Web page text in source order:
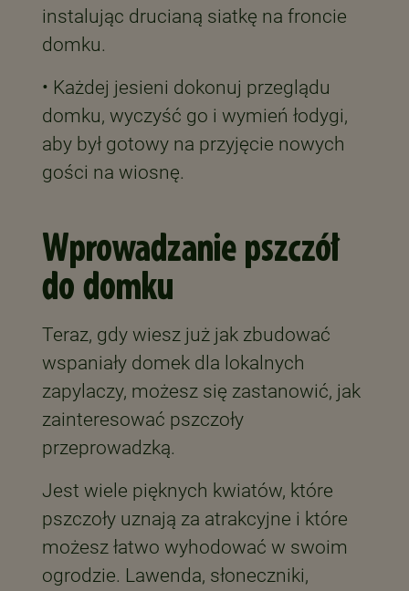
instalując drucianą siatkę na froncie
domku.
• Każdej jesieni dokonuj przeglądu
domku, wyczyść go i wymień łodygi,
aby był gotowy na przyjęcie nowych
gości na wiosnę.
Wprowadzanie pszczół
do domku
Teraz, gdy wiesz już jak zbudować
wspaniały domek dla lokalnych
zapylaczy, możesz się zastanowić, jak
zainteresować pszczoły
przeprowadzką.
Jest wiele pięknych kwiatów, które
pszczoły uznają za atrakcyjne i które
możesz łatwo wyhodować w swoim
ogrodzie. Lawenda, słoneczniki,